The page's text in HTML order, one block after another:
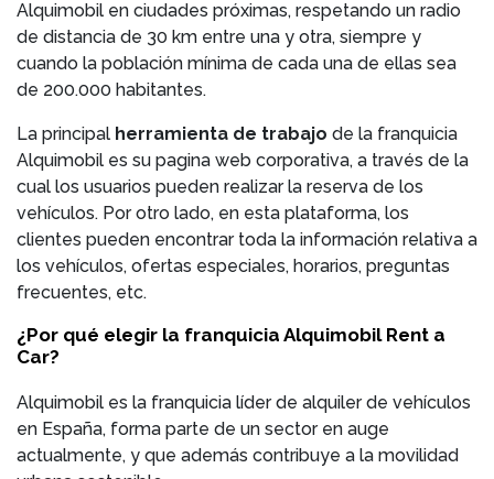
Alquimobil en ciudades próximas, respetando un radio
de distancia de 30 km entre una y otra, siempre y
cuando la población mínima de cada una de ellas sea
de 200.000 habitantes.
La principal herramienta de trabajo de la franquicia
Alquimobil es su pagina web corporativa, a través de la
cual los usuarios pueden realizar la reserva de los
vehículos. Por otro lado, en esta plataforma, los
clientes pueden encontrar toda la información relativa a
los vehículos, ofertas especiales, horarios, preguntas
frecuentes, etc.
¿Por qué elegir la franquicia Alquimobil Rent a
Car?
Alquimobil es la franquicia líder de alquiler de vehículos
en España, forma parte de un sector en auge
actualmente, y que además contribuye a la movilidad